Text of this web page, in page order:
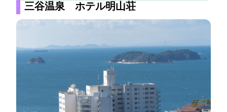
三谷温泉 ホテル明山荘